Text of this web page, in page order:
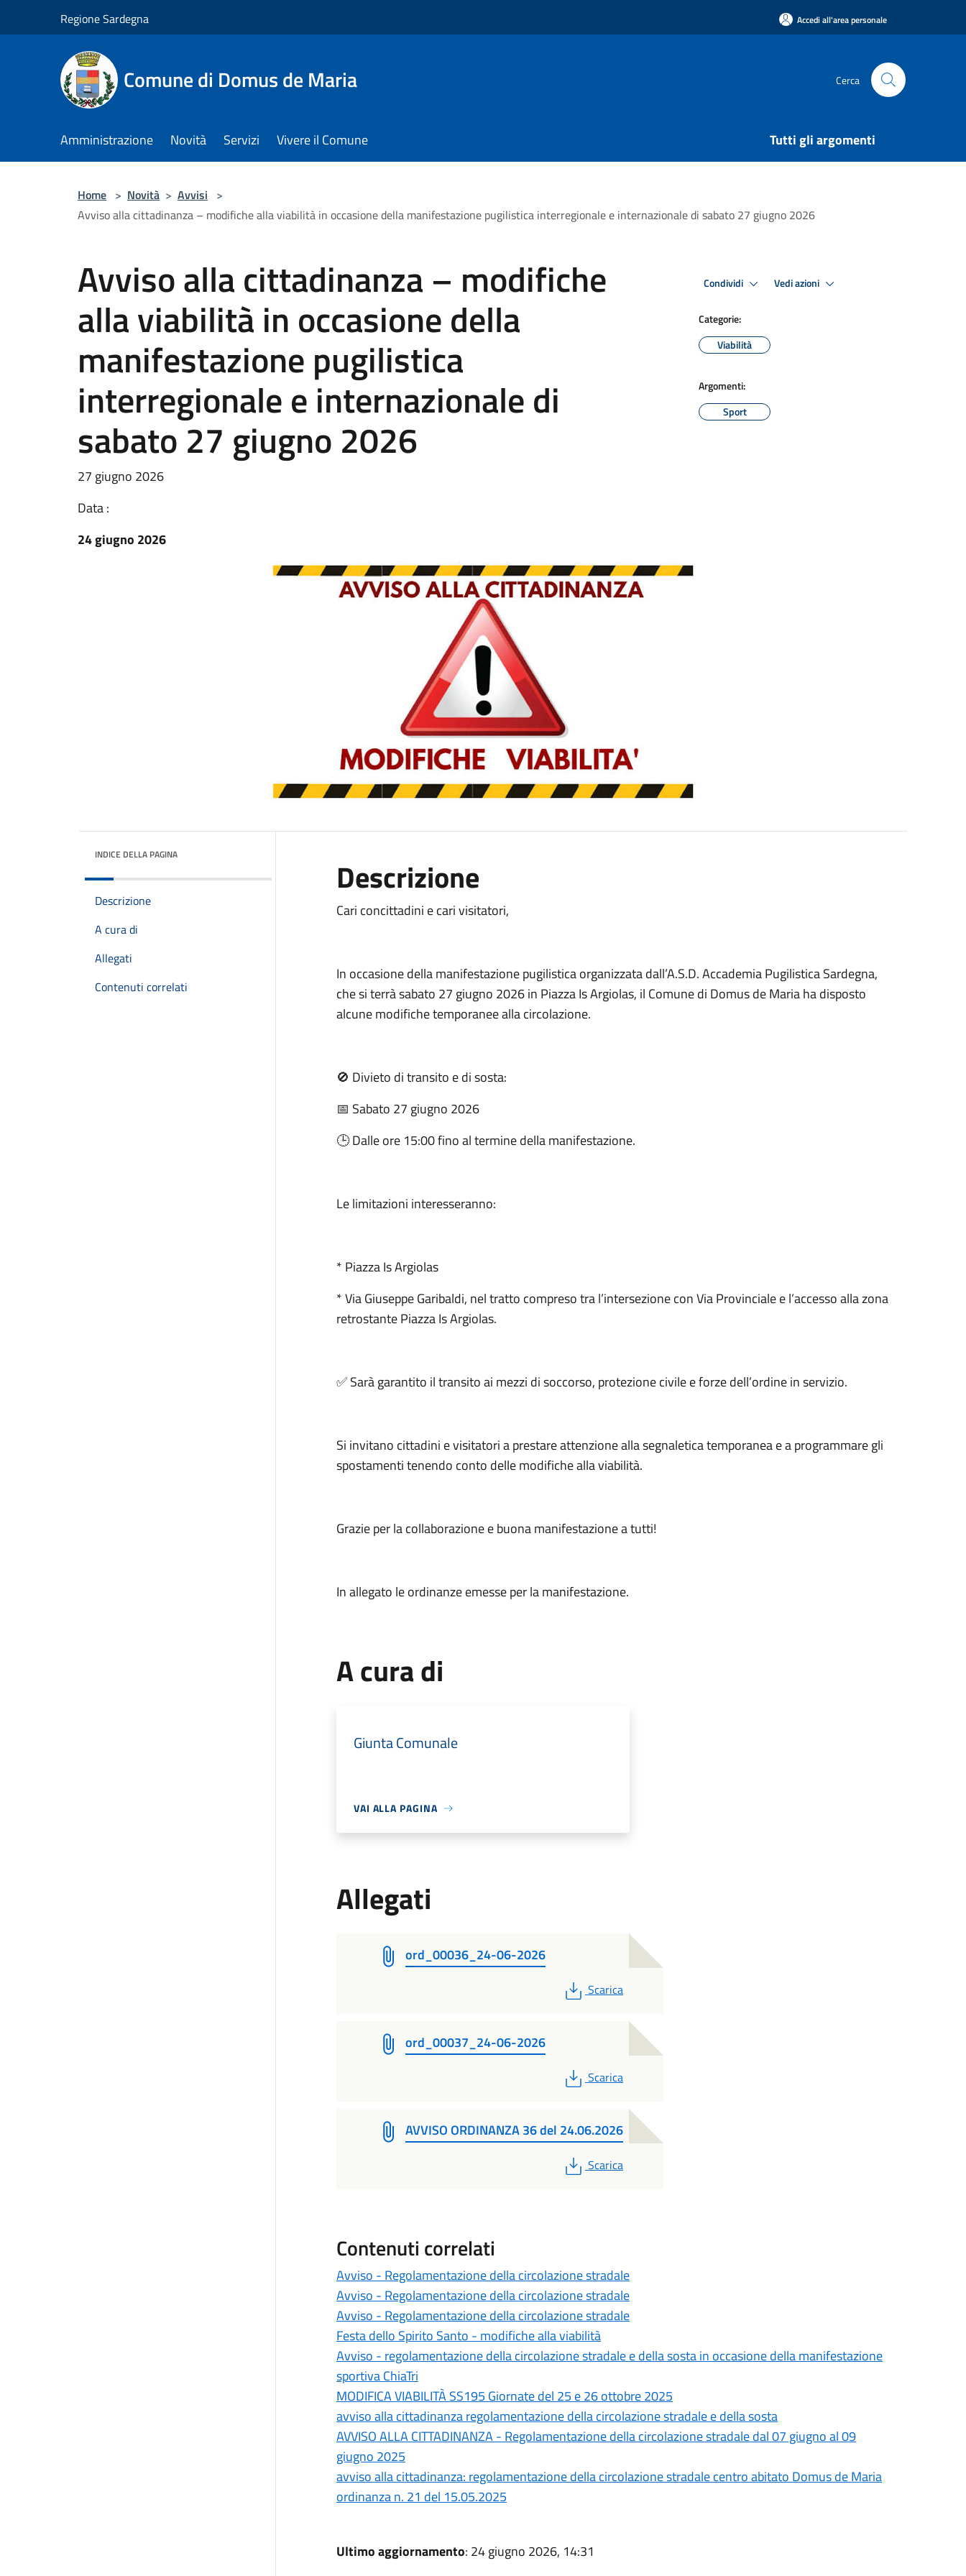
Regione Sardegna Accedi all'area personale
Comune di Domus de Maria Cerca
Amministrazione Novità Servizi Vivere il Comune Tutti gli argomenti
Home > Novità > Avvisi >
Avviso alla cittadinanza – modifiche alla viabilità in occasione della manifestazione pugilistica interregionale e internazionale di sabato 27 giugno 2026
Avviso alla cittadinanza – modifiche
alla viabilità in occasione della
manifestazione pugilistica
interregionale e internazionale di
sabato 27 giugno 2026
27 giugno 2026
Data :
24 giugno 2026
Condividi Vedi azioni
Categorie:
Viabilità
Argomenti:
Sport
INDICE DELLA PAGINA
Descrizione
A cura di
Allegati
Contenuti correlati
Descrizione
Cari concittadini e cari visitatori,
In occasione della manifestazione pugilistica organizzata dall’A.S.D. Accademia Pugilistica Sardegna,
che si terrà sabato 27 giugno 2026 in Piazza Is Argiolas, il Comune di Domus de Maria ha disposto
alcune modifiche temporanee alla circolazione.
🚫 Divieto di transito e di sosta:
📅 Sabato 27 giugno 2026
🕒Dalle ore 15:00 fino al termine della manifestazione.
Le limitazioni interesseranno:
* Piazza Is Argiolas
* Via Giuseppe Garibaldi, nel tratto compreso tra l’intersezione con Via Provinciale e l’accesso alla zona
retrostante Piazza Is Argiolas.
✅Sarà garantito il transito ai mezzi di soccorso, protezione civile e forze dell’ordine in servizio.
Si invitano cittadini e visitatori a prestare attenzione alla segnaletica temporanea e a programmare gli
spostamenti tenendo conto delle modifiche alla viabilità.
Grazie per la collaborazione e buona manifestazione a tutti!
In allegato le ordinanze emesse per la manifestazione.
A cura di
Giunta Comunale
VAI ALLA PAGINA
Allegati
ord_00036_24-06-2026
PDF
Scarica
ord_00037_24-06-2026
PDF
Scarica
AVVISO ORDINANZA 36 del 24.06.2026
PDF
Scarica
Contenuti correlati
Avviso - Regolamentazione della circolazione stradale
Avviso - Regolamentazione della circolazione stradale
Avviso - Regolamentazione della circolazione stradale
Festa dello Spirito Santo - modifiche alla viabilità
Avviso - regolamentazione della circolazione stradale e della sosta in occasione della manifestazione
sportiva ChiaTri
MODIFICA VIABILITÀ SS195 Giornate del 25 e 26 ottobre 2025
avviso alla cittadinanza regolamentazione della circolazione stradale e della sosta
AVVISO ALLA CITTADINANZA - Regolamentazione della circolazione stradale dal 07 giugno al 09
giugno 2025
avviso alla cittadinanza: regolamentazione della circolazione stradale centro abitato Domus de Maria
ordinanza n. 21 del 15.05.2025
Ultimo aggiornamento: 24 giugno 2026, 14:31